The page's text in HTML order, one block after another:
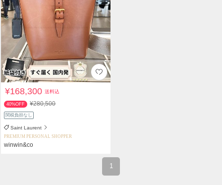
¥168,300送料込
40%OFF ¥280,500
関税負担なし
Saint Laurent
PREMIUM PERSONAL SHOPPER
winwin&co
1